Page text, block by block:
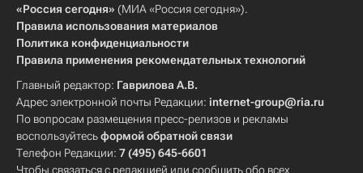
«Россия сегодня» (МИА «Россия сегодня»).
Правила использования материалов
Политика конфиденциальности
Правила применения рекомендательных технологий
Главный редактор: Гаврилова А.В.
Адрес электронной почты Редакции: internet-group@ria.ru
По вопросам размещения пресс-релизов и рекламы
воспользуйтесьформой обратной связи
Телефон Редакции: 7 (495) 645-6601
Чтобы связаться с редакцией или сообщить обо всех